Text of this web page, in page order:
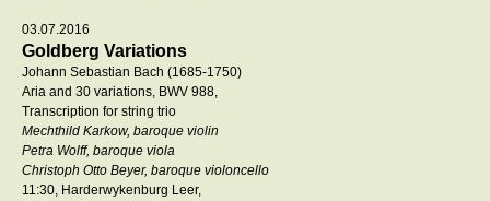
03.07.2016
Goldberg Variations
Johann Sebastian Bach (1685-1750)
Aria and 30 variations, BWV 988,
Transcription for string trio
Mechthild Karkow, baroque violin
Petra Wolff, baroque viola
Christoph Otto Beyer, baroque violoncello
11:30, Harderwykenburg Leer,